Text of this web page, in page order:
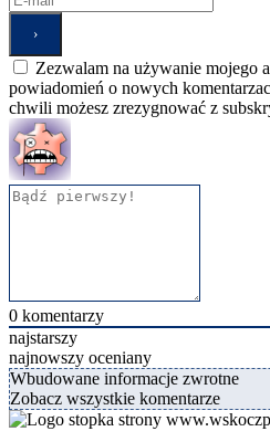
Zezwalam na używanie mojego
powiadomień o nowych
chwili możesz zrezygnować z
0 komentarzy
najstarszy
najnowszy oceniany
Wbudowane informacje zwrotne
Zobacz wszystkie komentarze